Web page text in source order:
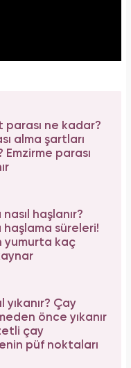
parası ne kadar?
alma şartları
Emzirme parası
haşlanır?
haşlama süreleri!
yumurta kaç
yıkanır? Çay
önce yıkanır
çay
püf noktaları